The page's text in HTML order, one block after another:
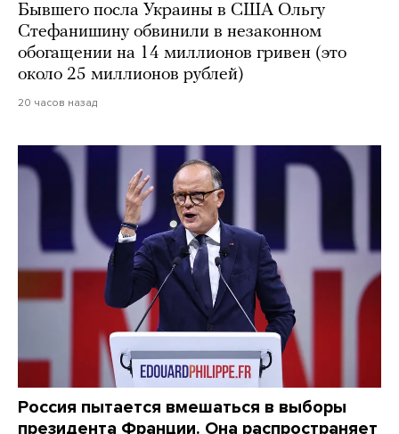
Бывшего посла Украины в США Ольгу
Стефанишину обвинили в незаконном
обогащении на 14 миллионов гривен (это
около 25 миллионов рублей)
20 часов назад
Россия пытается вмешаться в выборы
президента Франции. Она распространяет